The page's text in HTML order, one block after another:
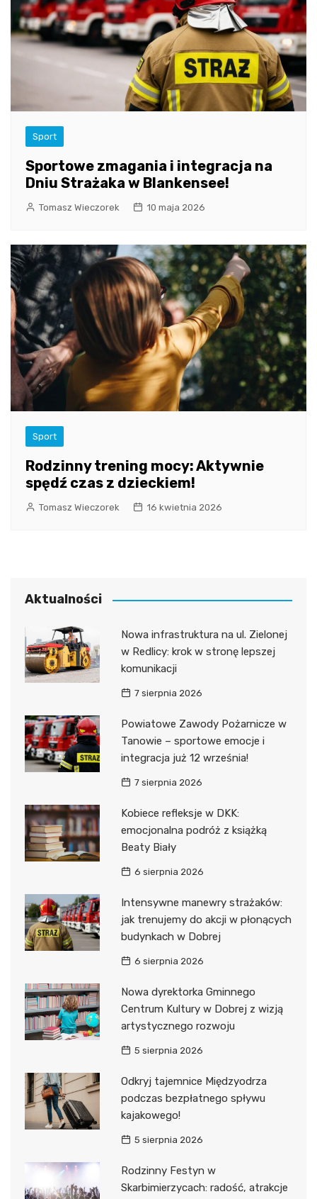
Sport
Sportowe zmagania i integracja na
Dniu Strażaka w Blankensee!
Tomasz Wieczorek 10 maja 2026
Sport
Rodzinny trening mocy: Aktywnie
spędź czas z dzieckiem!
Tomasz Wieczorek 16 kwietnia 2026
Aktualności
Nowa infrastruktura na ul. Zielonej
w Redlicy: krok w stronę lepszej
komunikacji
7 sierpnia 2026
Powiatowe Zawody Pożarnicze w
Tanowie – sportowe emocje i
integracja już 12 września!
7 sierpnia 2026
Kobiece refleksje w DKK:
emocjonalna podróż z książką
Beaty Biały
6 sierpnia 2026
Intensywne manewry strażaków:
jak trenujemy do akcji w płonących
budynkach w Dobrej
6 sierpnia 2026
Nowa dyrektorka Gminnego
Centrum Kultury w Dobrej z wizją
artystycznego rozwoju
5 sierpnia 2026
Odkryj tajemnice Międzyodrza
podczas bezpłatnego spływu
kajakowego!
5 sierpnia 2026
Rodzinny Festyn w
Skarbimierzycach: radość, atrakcje